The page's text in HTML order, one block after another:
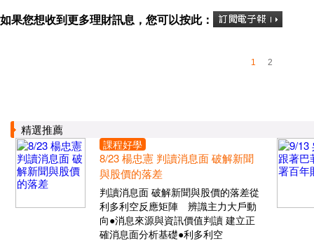
如果您想收到更多理財訊息，您可以按此：
1 2
精選推薦
課程好學
8/23 楊忠憲 判讀消息面 破解新聞
與股價的落差
判讀消息面 破解新聞與股價的落差從
利多利空反應矩陣 辨識主力大戶動
向●消息來源與資訊價值判讀 建立正
確消息面分析基礎●利多利空